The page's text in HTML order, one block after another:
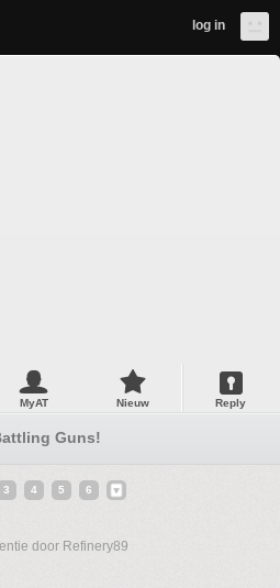
log in
MyAT Nieuw Reply
Guns!
3 4 5 6
door Refinery89